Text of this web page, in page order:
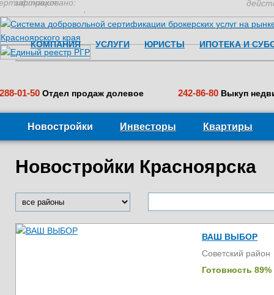
застраховано:
КОМПАНИЯ УСЛУГИ ЮРИСТЫ ИПОТЕКА И
288-01-50 Отдел продаж долевое 242-86-80 Выкуп
Новостройки Инвесторы Квартиры
Новостройки Красноярска
ВАШ ВЫБОР
Советский район
Готовность 89%